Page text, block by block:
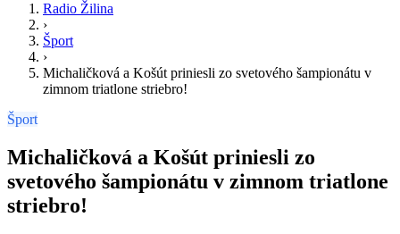
Radio Žilina
›
Šport
›
Michaličková a Košút priniesli zo svetového šampionátu v
zimnom triatlone striebro!
Šport
Michaličková a Košút priniesli zo
svetového šampionátu v zimnom triatlone
striebro!